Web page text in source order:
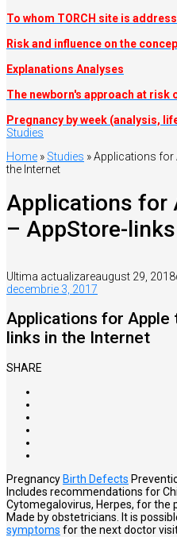
To whom TORCH site is
Risk and influence on the
Explanations Analyses
The newborn's approach at risk
Pregnancy by week (analysis,
Studies
Home » Studies »Applications for
the Internet
Applications for
– AppStore-
Ultima actualizareaugust 29, 2018
decembrie 3, 2017
Applications for
links in the Internet
SHARE
Pregnancy Birth Defects
Includes recommendations for
Cytomegalovirus, Herpes, for the
Made by obstetricians. It is
symptoms for the next doctor